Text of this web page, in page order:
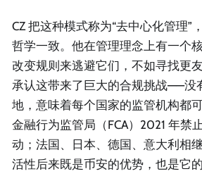
CZ 把这种模式称为“去中心化管理”
哲学一致。他在管理理念上有一个
改变规则来逃避它们，不如寻找更
承认这带来了巨大的合规挑战——没
地，意味着每个国家的监管机构都
金融行为监管局（FCA）2021 年禁
动；法国、日本、德国、意大利相
活性后来既是币安的优势，也是它